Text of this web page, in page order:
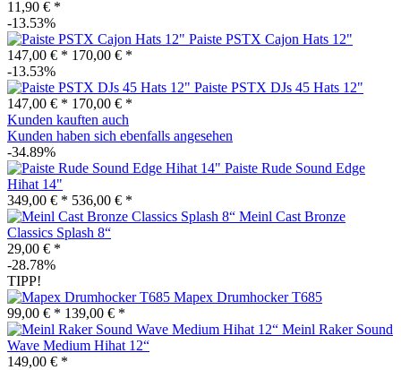
11,90 € *
-13.53%
Paiste PSTX Cajon Hats 12"
147,00 € * 170,00 € *
-13.53%
Paiste PSTX DJs 45 Hats 12"
147,00 € * 170,00 € *
Kunden kauften auch
Kunden haben sich ebenfalls angesehen
-34.89%
Paiste Rude Sound Edge
Hihat 14"
349,00 € * 536,00 € *
Meinl Cast Bronze
Classics Splash 8“
29,00 € *
-28.78%
TIPP!
Mapex Drumhocker T685
99,00 € * 139,00 € *
Meinl Raker Sound
Wave Medium Hihat 12“
149,00 € *